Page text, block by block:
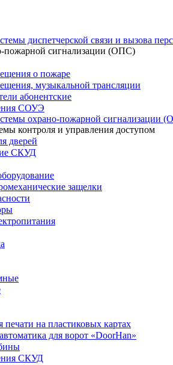
диспетчерской связи и вызова
пожарной сигнализации (ОПС)
о пожаре
музыкальной трансляции
абонентские
СОУЭ
охрано-пожарной сигнализации
контроля и управления доступом
дверей
СКУД
защелки
печати на пластиковых картах
для ворот «DoorHan»
СКУД